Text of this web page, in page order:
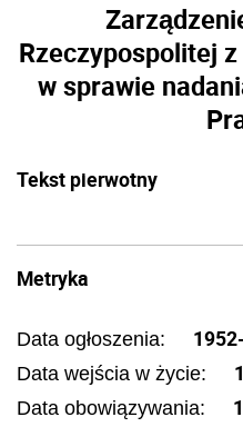
Rzeczypospolitej
w sprawie
Tekst pierwotny
Metryka
Data ogłoszenia:
Data wejścia w życie:
Data obowiązywania: